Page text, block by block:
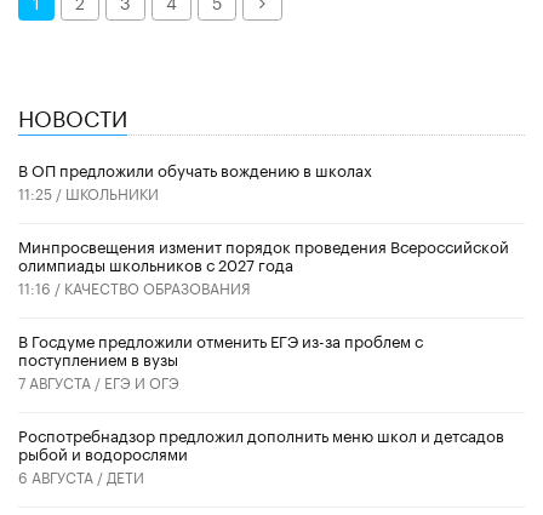
НОВОСТИ
В ОП предложили обучать вождению в школах
11:25 / ШКОЛЬНИКИ
Минпросвещения изменит порядок проведения Всероссийской
олимпиады школьников с 2027 года
11:16 / КАЧЕСТВО ОБРАЗОВАНИЯ
В Госдуме предложили отменить ЕГЭ из-за проблем с
поступлением в вузы
7 АВГУСТА / ЕГЭ И ОГЭ
Роспотребнадзор предложил дополнить меню школ и детсадов
рыбой и водорослями
6 АВГУСТА / ДЕТИ